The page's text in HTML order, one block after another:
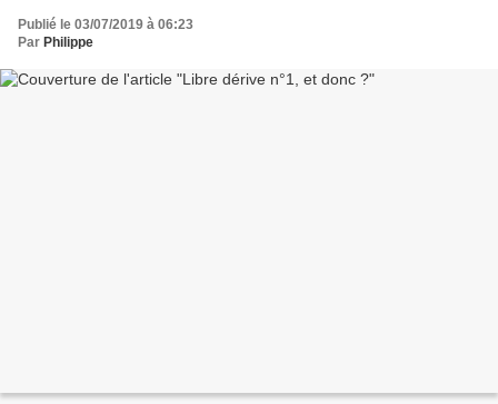
Publié le 03/07/2019 à 06:23
Par Philippe